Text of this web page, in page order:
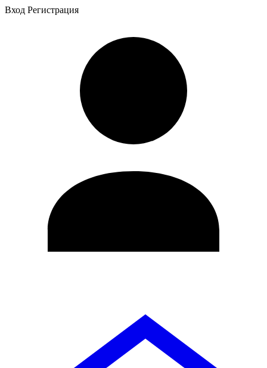
Вход Регистрация